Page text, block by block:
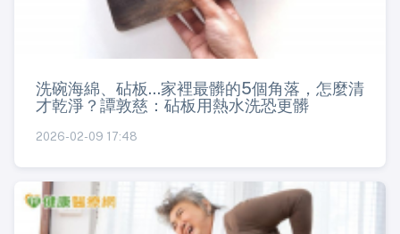
洗碗海綿、砧板...家裡最髒的5個角落，怎麼清
才乾淨？譚敦慈：砧板用熱水洗恐更髒
2026-02-09 17:48